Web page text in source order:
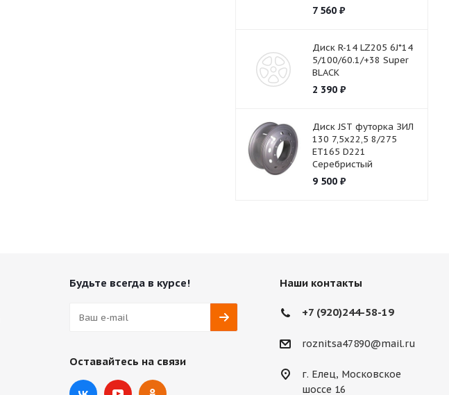
7 560₽
Диск R-14 LZ205 6J*14
5/100/60.1/+38 Super
BLACK
2 390₽
Диск JST футорка ЗИЛ
130 7,5х22,5 8/275
ET165 D221
Серебристый
9 500₽
Будьте всегда в курсе!
Оставайтесь на связи
Наши контакты
+7 (920)244-58-19
roznitsa47890@mail.ru
г. Елец, Московское
шоссе 16